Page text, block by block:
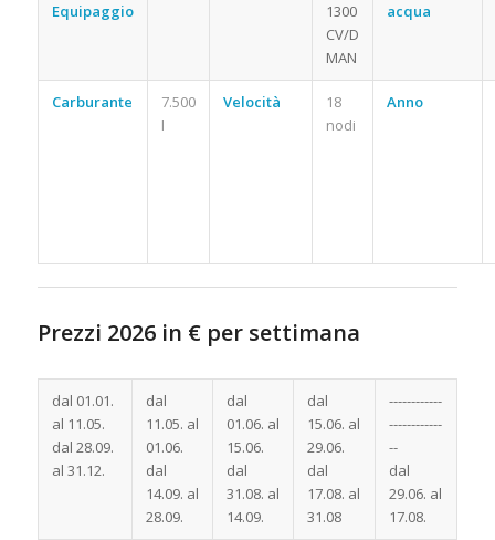
Equipaggio
1300
CV/D
MAN
acqua
Carburante
7.500
l
Velocità
18
nodi
Anno
Prezzi 2026 in € per settimana
dal 01.01.
al 11.05.
dal 28.09.
al 31.12.
dal
11.05. al
01.06.
dal
14.09. al
28.09.
dal
01.06. al
15.06.
dal
31.08. al
14.09.
dal
15.06. al
29.06.
dal
17.08. al
31.08
------------
------------
--
dal
29.06. al
17.08.